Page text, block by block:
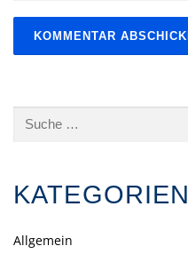
Suche
KATEGORIEN
Allgemein